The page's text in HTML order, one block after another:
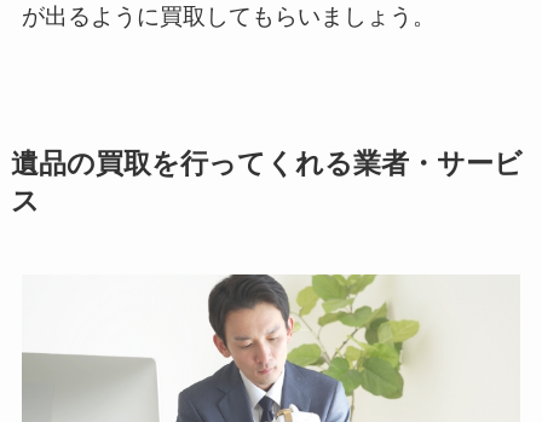
が出るように買取してもらいましょう。
遺品の買取を行ってくれる業者・サービ
ス